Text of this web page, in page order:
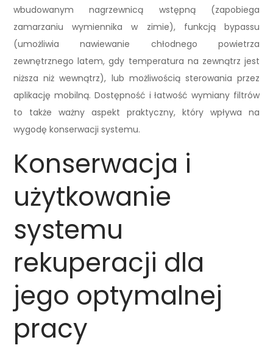
wbudowanym nagrzewnicą wstępną (zapobiega
zamarzaniu wymiennika w zimie), funkcją bypassu
(umożliwia nawiewanie chłodnego powietrza
zewnętrznego latem, gdy temperatura na zewnątrz jest
niższa niż wewnątrz), lub możliwością sterowania przez
aplikację mobilną. Dostępność i łatwość wymiany filtrów
to także ważny aspekt praktyczny, który wpływa na
wygodę konserwacji systemu.
Konserwacja i
użytkowanie
systemu
rekuperacji dla
jego optymalnej
pracy